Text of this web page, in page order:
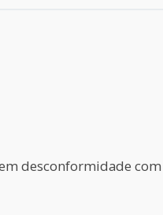
desconformidade com